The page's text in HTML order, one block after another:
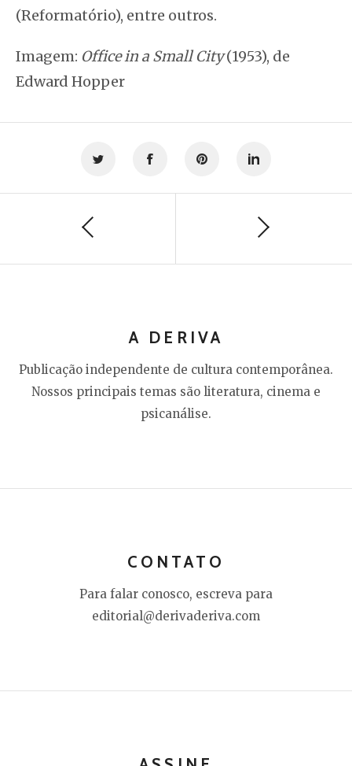
(Reformatório), entre outros.
Imagem: Office in a Small City(1953), de
Edward Hopper
A DERIVA
Publicação independente de cultura contemporânea.
Nossos principais temas são literatura, cinema e
psicanálise.
CONTATO
Para falar conosco, escreva para
editorial@derivaderiva.com